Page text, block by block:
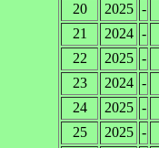
20
2025 -
21
2024 -
22
2025 -
23
2024 -
24
2025 -
25
2025 -